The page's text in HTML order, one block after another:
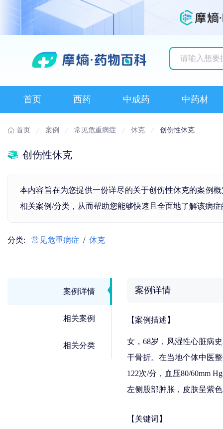
首页 西药 中成药 中药材
首页 案例 常见危重病症 休克 创伤性休克
创伤性休克
本内容旨在为您提供一份详尽的关于创伤性休克的案例
相关案例/分类，从而帮助您能够快速且全面地了解该病
分类: 常见危重病症 / 休克
案例详情
相关案例
相关分类
案例详情
【案例描述】
女，68岁，风湿性心脏病
干骨折。在当地个体中医
122次/分，血压80/60mm
左侧股部肿胀，皮肤呈紫
【关键词】